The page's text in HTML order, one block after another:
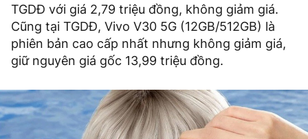
TGDĐ với giá 2,79 triệu đồng, không giảm giá.
Cũng tại TGDĐ, Vivo V30 5G (12GB/512GB) là
phiên bản cao cấp nhất nhưng không giảm giá,
giữ nguyên giá gốc 13,99 triệu đồng.